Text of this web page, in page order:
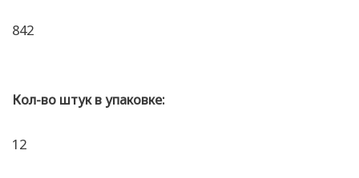
842
Кол-во штук в упаковке:
12